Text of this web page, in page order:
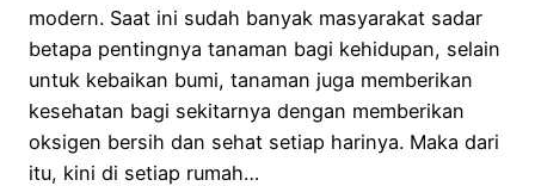
modern. Saat ini sudah banyak masyarakat sadar
betapa pentingnya tanaman bagi kehidupan, selain
untuk kebaikan bumi, tanaman juga memberikan
kesehatan bagi sekitarnya dengan memberikan
oksigen bersih dan sehat setiap harinya. Maka dari
itu, kini di setiap rumah…